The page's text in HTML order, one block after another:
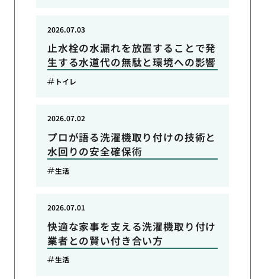
止水栓の水漏れを放置することで発
生する水道代の無駄と環境への影響
2026.07.03
トイレ
プロが語る洗濯機取り付けの技術と
水回りの安全確保術
2026.07.02
生活
快適な家事を支える洗濯機取り付け
業者との賢い付き合い方
2026.07.01
生活